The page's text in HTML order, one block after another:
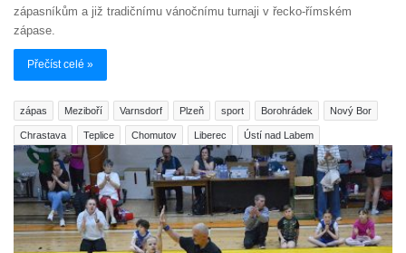
zápasníkům a již tradičnímu vánočnímu turnaji v řecko-římském
zápase.
Přečíst celé »
zápas Meziboří Varnsdorf Plzeň sport Borohrádek Nový Bor
Chrastava Teplice Chomutov Liberec Ústí nad Labem